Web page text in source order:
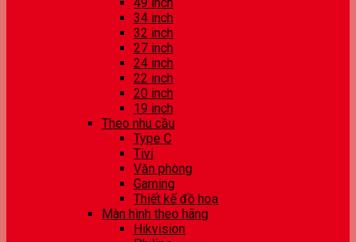
34 inch
32 inch
27 inch
24 inch
22 inch
20 inch
19 inch
Theo nhu cầu
Type C
Tivi
Văn phòng
Gaming
Thiết kế đồ hoạ
Màn hình theo hãng
Hikvision